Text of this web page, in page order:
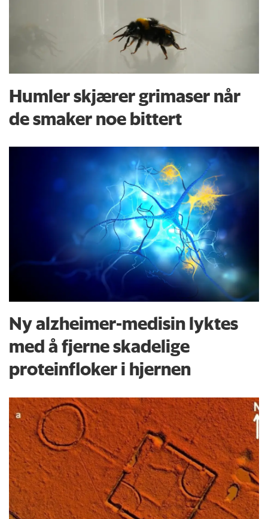
Humler skjærer grimaser når
de smaker noe bittert
Ny alzheimer-medisin lyktes
med å fjerne skadelige
proteinfloker i hjernen